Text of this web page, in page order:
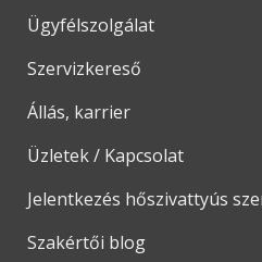
Ügyfélszolgálat
Szervizkereső
Állás, karrier
Üzletek / Kapcsolat
Jelentkezés hőszivattyús
Szakértői blog